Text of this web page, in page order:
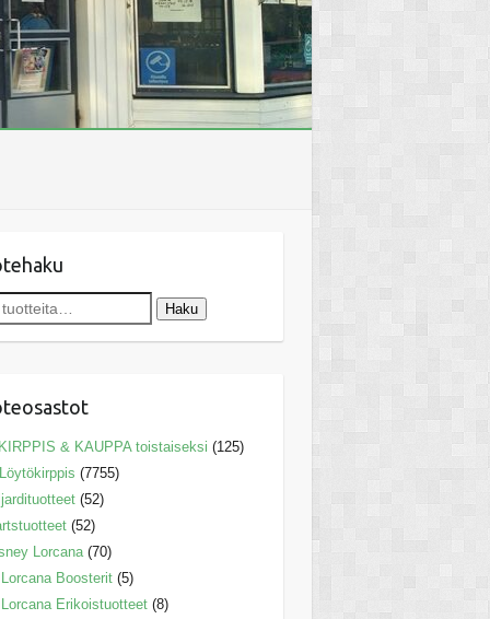
Haku
& KAUPPA toistaiseksi (125)
(7755)
(52)
(52)
Lorcana (70)
Lorcana Boosterit (5)
Lorcana Erikoistuotteet (8)